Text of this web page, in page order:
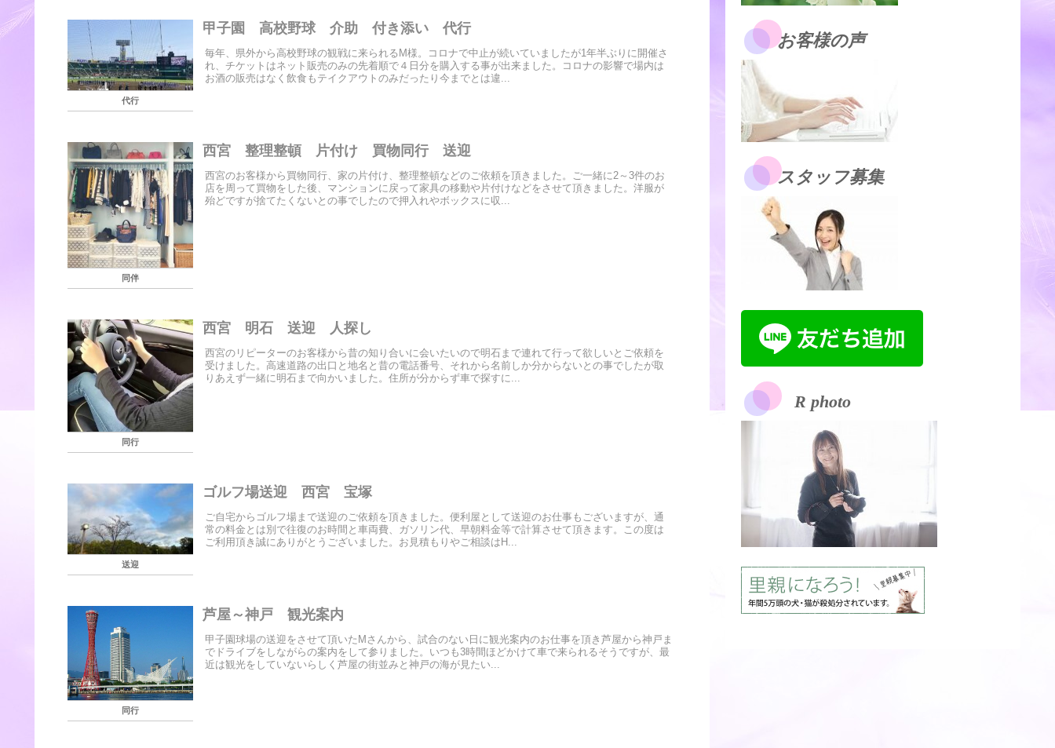
代行
甲子園 高校野球 介助 付き添い 代行
毎年、県外から高校野球の観戦に来られるM様。コロナで中止が続いていましたが1年半ぶりに開催さ
れ、チケットはネット販売のみの先着順で４日分を購入する事が出来ました。コロナの影響で場内は
お酒の販売はなく飲食もテイクアウトのみだったり今までとは違...
同伴
西宮 整理整頓 片付け 買物同行 送迎
西宮のお客様から買物同行、家の片付け、整理整頓などのご依頼を頂きました。ご一緒に2～3件のお
店を周って買物をした後、マンションに戻って家具の移動や片付けなどをさせて頂きました。洋服が
殆どですが捨てたくないとの事でしたので押入れやボックスに収...
同行
西宮 明石 送迎 人探し
西宮のリピーターのお客様から昔の知り合いに会いたいので明石まで連れて行って欲しいとご依頼を
受けました。高速道路の出口と地名と昔の電話番号、それから名前しか分からないとの事でしたが取
りあえず一緒に明石まで向かいました。住所が分からず車で探すに...
送迎
ゴルフ場送迎 西宮 宝塚
ご自宅からゴルフ場まで送迎のご依頼を頂きました。便利屋として送迎のお仕事もございますが、通
常の料金とは別で往復のお時間と車両費、ガソリン代、早朝料金等で計算させて頂きます。この度は
ご利用頂き誠にありがとうございました。お見積もりやご相談はH...
同行
芦屋～神戸 観光案内
甲子園球場の送迎をさせて頂いたMさんから、試合のない日に観光案内のお仕事を頂き芦屋から神戸ま
でドライブをしながらの案内をして参りました。いつも3時間ほどかけて車で来られるそうですが、最
近は観光をしていないらしく芦屋の街並みと神戸の海が見たい...
お客様の声
スタッフ募集
R photo